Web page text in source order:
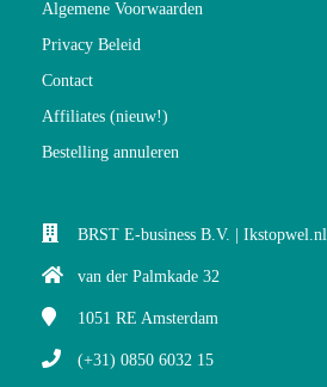
Algemene Voorwaarden
Privacy Beleid
Contact
Affiliates (nieuw!)
Bestelling annuleren
BRST E-business B.V. | Ikstopwel.nl
van der Palmkade 32
1051 RE Amsterdam
(+31) 0850 6032 15